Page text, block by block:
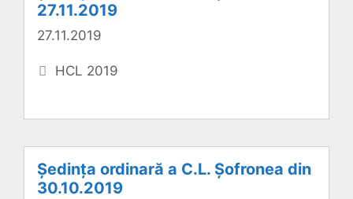
27.11.2019
27.11.2019
Categorii
HCL 2019
Ședința ordinară a C.L. Șofronea din
30.10.2019